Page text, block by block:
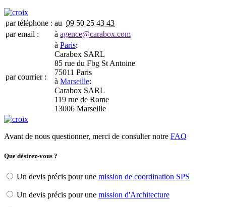
par téléphone : au 09 50 25 43 43
par email :
à agence@carabox.com
par courrier :
à Paris:
Carabox SARL
85 rue du Fbg St Antoine
75011 Paris
à Marseille:
Carabox SARL
119 rue de Rome
13006 Marseille
Avant de nous questionner, merci de consulter notre FAQ
Que désirez-vous ?
Un devis précis pour une mission de coordination SPS
Un devis précis pour une mission d'Architecture